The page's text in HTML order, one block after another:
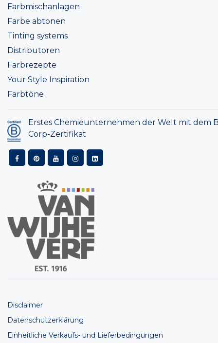
Farbmischanlagen
Farbe abtonen
Tinting systems
Distributoren
Farbrezepte
Your Style Inspiration
Farbtöne
Erstes Chemieunternehmen der Welt mit dem
Corp-Zertifikat
Disclaimer
Datenschutzerklärung
Einheitliche Verkaufs- und Lieferbedingungen